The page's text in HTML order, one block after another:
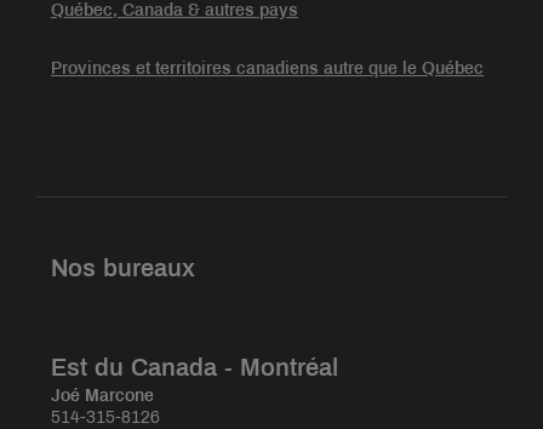
Québec, Canada & autres pays
Provinces et territoires canadiens autre que le Québec
Nos bureaux
Est du Canada - Montréal
Joé Marcone
514-315-8126